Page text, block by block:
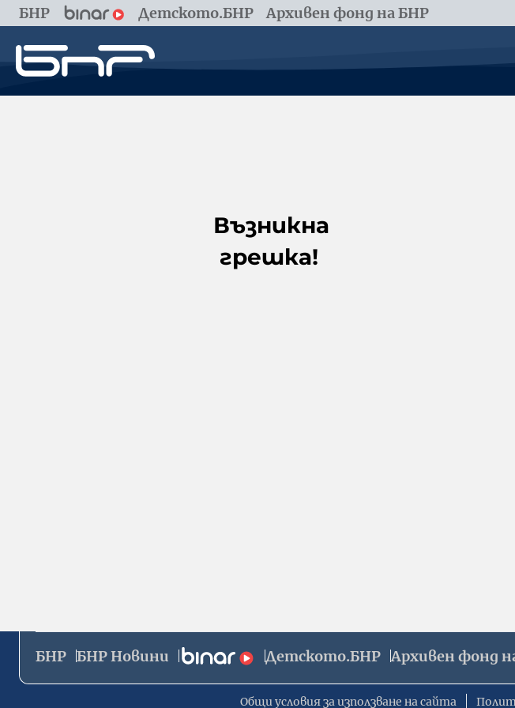
БНР Детското.БНР Архивен фонд на БНР
Възникна
грешка!
БНР БНР Новини Детското.БНР Архивен фонд
Общи условия за използване на сайта